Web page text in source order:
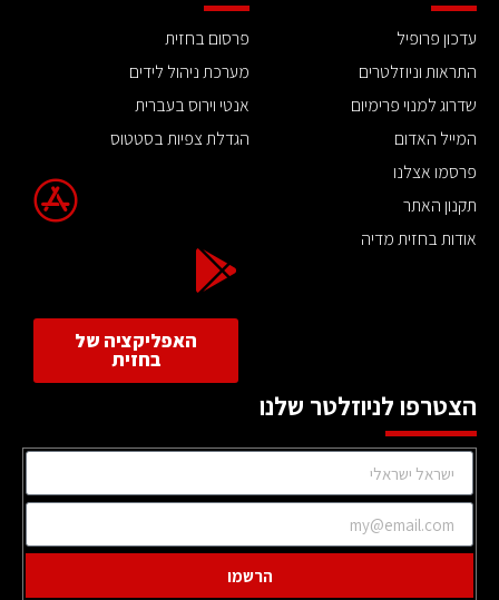
עדכון פרופיל
התראות וניוזלטרים
שדרוג למנוי פרימיום
המייל האדום
פרסמו אצלנו
תקנון האתר
אודות בחזית מדיה
פרסום בחזית
מערכת ניהול לידים
אנטי וירוס בעברית
הגדלת צפיות בסטטוס
האפליקציה של
בחזית
הצטרפו לניוזלטר שלנו
הרשמו